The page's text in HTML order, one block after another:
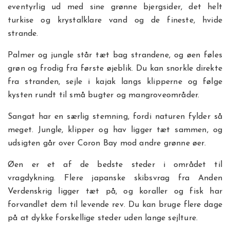
eventyrlig ud med sine grønne bjergsider, det helt
turkise og krystalklare vand og de fineste, hvide
strande.
Palmer og jungle står tæt bag strandene, og øen føles
grøn og frodig fra første øjeblik. Du kan snorkle direkte
fra stranden, sejle i kajak langs klipperne og følge
kysten rundt til små bugter og mangroveområder.
Sangat har en særlig stemning, fordi naturen fylder så
meget. Jungle, klipper og hav ligger tæt sammen, og
udsigten går over Coron Bay mod andre grønne øer.
Øen er et af de bedste steder i området til
vragdykning. Flere japanske skibsvrag fra Anden
Verdenskrig ligger tæt på, og koraller og fisk har
forvandlet dem til levende rev. Du kan bruge flere dage
på at dykke forskellige steder uden lange sejlture.